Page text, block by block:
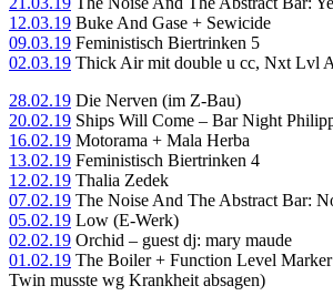
12.03.19 Buke And Gase + Sewicide
09.03.19 Feministisch Biertrinken 5
02.03.19 Thick Air mit double u cc, Nxt Lvl
28.02.19 Die Nerven (im Z-Bau)
20.02.19 Ships Will Come – Bar Night
16.02.19 Motorama + Mala Herba
13.02.19 Feministisch Biertrinken 4
12.02.19 Thalia Zedek
07.02.19 The Noise And The Abstract Bar:
05.02.19 Low (E-Werk)
02.02.19 Orchid – guest dj: mary maude
01.02.19 The Boiler + Function Level
Twin musste wg Krankheit absagen)